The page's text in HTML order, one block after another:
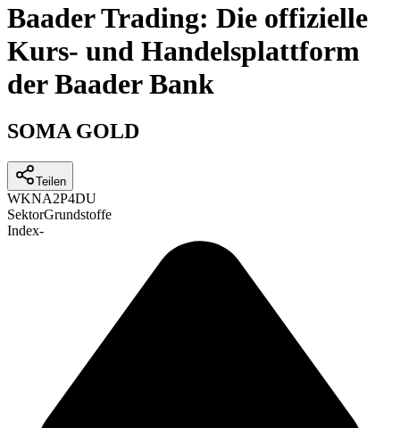
Baader Trading: Die offizielle
Kurs- und Handelsplattform
der Baader Bank
SOMA GOLD
Teilen
WKNA2P4DU
SektorGrundstoffe
Index-